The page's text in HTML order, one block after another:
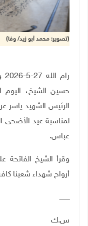
(تصوير: محمد أبو زيد/ وفا)
حسين الشيخ، اليوم
الرئيس الشهيد ياسر
لمناسبة عيد الأضحى
عباس.
وقرأ الشيخ الفاتحة
أرواح شهداء شعبنا
ــــــــــ
س.ك